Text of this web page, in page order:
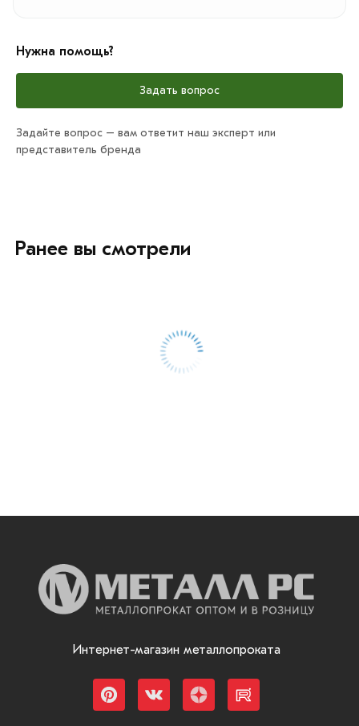
Нужна помощь?
Задать вопрос
Задайте вопрос – вам ответит наш эксперт или
представитель бренда
Ранее вы смотрели
Интернет-магазин металлопроката